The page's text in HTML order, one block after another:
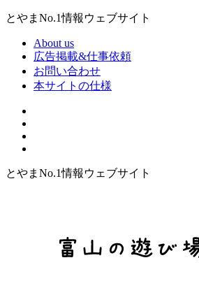
とやまNo.1情報ウェブサイト
About us
広告掲載&仕事依頼
お問い合わせ
本サイトの仕様
とやまNo.1情報ウェブサイト